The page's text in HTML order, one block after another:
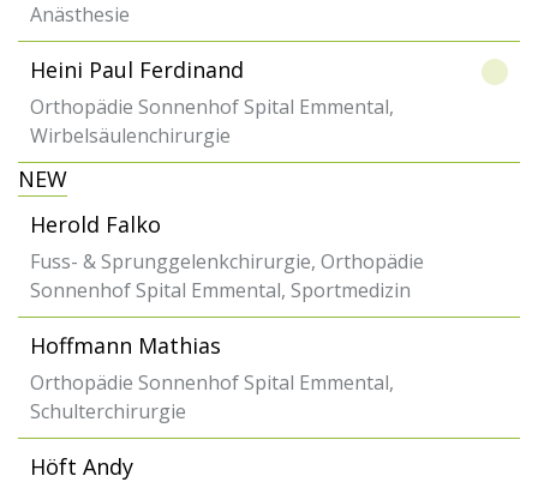
Anästhesie
Heini Paul Ferdinand
Orthopädie Sonnenhof Spital Emmental,
Wirbelsäulenchirurgie
NEW
Herold Falko
Fuss- & Sprunggelenkchirurgie, Orthopädie
Sonnenhof Spital Emmental, Sportmedizin
Hoffmann Mathias
Orthopädie Sonnenhof Spital Emmental,
Schulterchirurgie
Höft Andy